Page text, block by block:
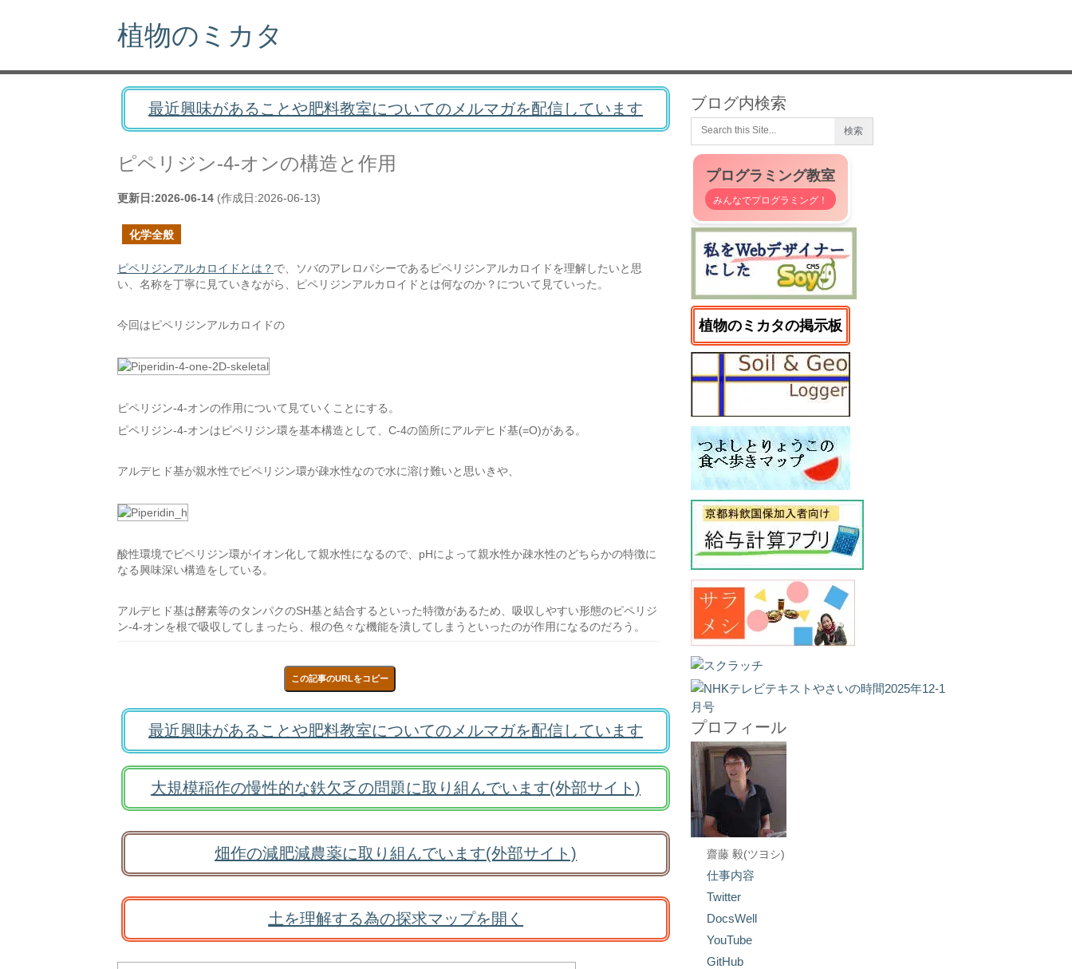
植物のミカタ
最近興味があることや肥料教室についてのメルマガを配信しています
ピペリジン-4-オンの構造と作用
更新日:2026-06-14 (作成日:2026-06-13)
化学全般
ピペリジンアルカロイドとは？ で、ソバのアレロパシーであるピペリジンアルカロイドを理解したいと思
い、名称を丁寧に見ていきながら、ピペリジンアルカロイドとは何なのか？について見ていった。
今回はピペリジンアルカロイドの
ピペリジン-4-オンの作用について見ていくことにする。
ピペリジン-4-オンはピペリジン環を基本構造として、C-4の箇所にアルデヒド基(=O)がある。
アルデヒド基が親水性でピペリジン環が疎水性なので水に溶け難いと思いきや、
酸性環境でピペリジン環がイオン化して親水性になるので、pHによって親水性か疎水性のどちらかの特徴に
なる興味深い構造をしている。
アルデヒド基は酵素等のタンパクのSH基と結合するといった特徴があるため、吸収しやすい形態のピペリジ
ン-4-オンを根で吸収してしまったら、根の色々な機能を潰してしまうといったのが作用になるのだろう。
この記事のURLをコピー
最近興味があることや肥料教室についてのメルマガを配信しています
大規模稲作の慢性的な鉄欠乏の問題に取り組んでいます(外部サイト)
畑作の減肥減農薬に取り組んでいます(外部サイト)
土を理解する為の探求マップを開く
ブログ内検索
プログラミング教室
みんなでプログラミング！
植物のミカタの掲示板
プロフィール
齋藤 毅(ツヨシ)
仕事内容
Twitter
DocsWell
YouTube
GitHub